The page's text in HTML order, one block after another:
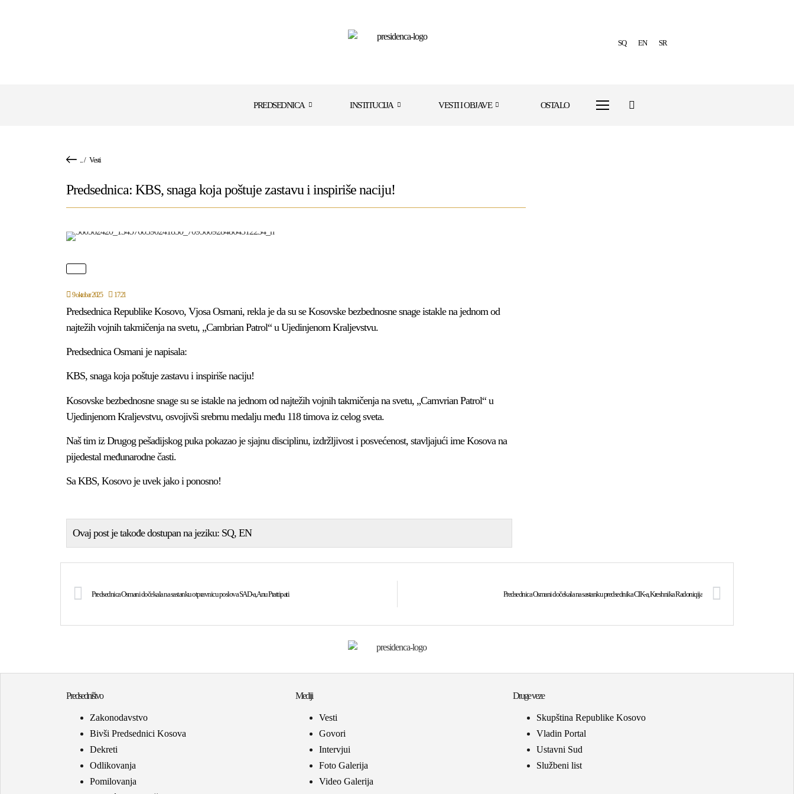
SQ EN SR
PREDSEDNICA INSTITUCIJA VESTI I OBJAVE OSTALO
/ Vesti
Predsednica: KBS, snaga koja poštuje zastavu i inspiriše naciju!
9 oktobar 2025 17:21
Predsednica Republike Kosovo, Vjosa Osmani, rekla je da su se Kosovske bezbednosne snage istakle na jednom od
najtežih vojnih takmičenja na svetu, „Cambrian Patrol“ u Ujedinjenom Kraljevstvu.
Predsednica Osmani je napisala:
KBS, snaga koja poštuje zastavu i inspiriše naciju!
Kosovske bezbednosne snage su se istakle na jednom od najtežih vojnih takmičenja na svetu, „Camvrian Patrol“ u
Ujedinjenom Kraljevstvu, osvojivši srebrnu medalju među 118 timova iz celog sveta.
Naš tim iz Drugog pešadijskog puka pokazao je sjajnu disciplinu, izdržljivost i posvećenost, stavljajući ime Kosova na
pijedestal međunarodne časti.
Sa KBS, Kosovo je uvek jako i ponosno!
Ovaj post je takođe dostupan na jeziku: SQ EN
Predsednica Osmani dočekala na sastanku otpravnicu poslova SAD-a, Anu Prattipati Predsednica Osmani dočekala na sastanku predsednika CIK-a, Kreshnika Radoniqija
Predsedništvo
Zakonodavstvo
Bivši Predsednici Kosova
Dekreti
Odlikovanja
Pomilovanja
Mediji
Vesti
Govori
Intervjui
Foto Galerija
Video Galerija
Druge veze
Skupština Republike Kosovo
Vladin Portal
Ustavni Sud
Službeni list